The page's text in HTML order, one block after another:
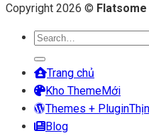
Copyright 2026 ©
Search
for:
Trang chủ
Kho Theme
Themes + Plugin
Blog